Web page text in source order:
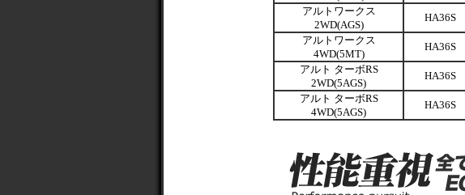
アルトワークス
2WD(AGS)
HA36S
アルトワークス
4WD(5MT)
HA36S
アルト ターボRS
2WD(5AGS)
HA36S
アルト ターボRS
4WD(5AGS)
HA36S